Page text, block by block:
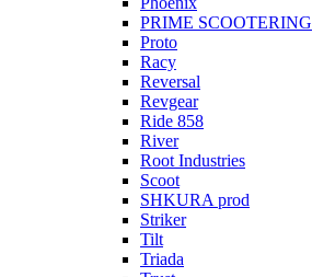
PRIME SCOOTERING
Proto
Racy
Reversal
Revgear
Ride 858
River
Root Industries
Scoot
SHKURA рrоd
Striker
Tilt
Triada